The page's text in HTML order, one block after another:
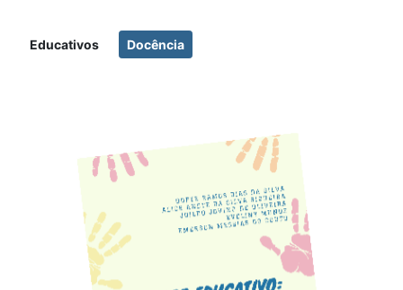
Educativos Docência